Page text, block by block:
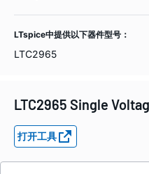
LTspice中提供以下器件型号：
LTC2965
LTC2965 Single
打开工具